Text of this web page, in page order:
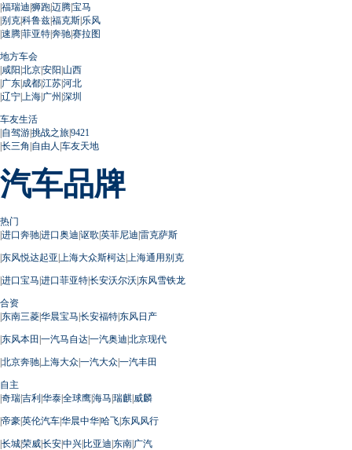
|福瑞迪|狮跑|迈腾|宝马
|别克|科鲁兹|福克斯|乐风
|速腾|菲亚特|奔驰|赛拉图
地方车会
|咸阳|北京|安阳|山西
|广东|成都|江苏|河北
|辽宁| 上海|广州 |深圳
车友生活
|自驾游|挑战之旅|9421
|长三角 |自由人 |车友天地
汽车品牌
热门
|进口奔驰|进口奥迪|讴歌|英菲尼迪|雷克萨斯
|东风悦达起亚| 上海大众斯柯达| 上海通用别克
|进口宝马|进口菲亚特|长安沃尔沃|东风雪铁龙
合资
|东南三菱|华晨宝马|长安福特|东风日产
|东风本田 |一汽马自达|一汽奥迪|北京现代
|北京奔驰| 上海大众|一汽大众|一汽丰田
自主
|奇瑞|吉利|华泰|全球鹰|海马|瑞麒|威麟
|帝豪|英伦汽车|华晨中华|哈飞|东风风行
|长城|荣威|长安|中兴|比亚迪|东南|广汽